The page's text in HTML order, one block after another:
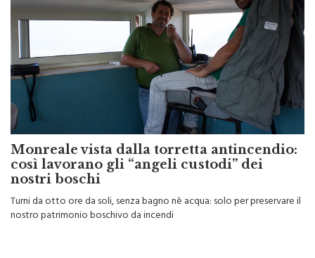
Monreale vista dalla torretta antincendio:
così lavorano gli “angeli custodi” dei
nostri boschi
Turni da otto ore da soli, senza bagno nè acqua: solo per preservare il
nostro patrimonio boschivo da incendi